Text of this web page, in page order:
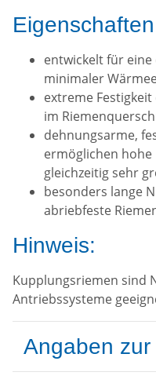
Eigenschaften
entwickelt für
minimaler
extreme
im
dehnungsarme,
ermöglichen
gleichzeitig sehr
besonders lange
abriebfeste
Hinweis:
Kupplungsriemen sind
Antriebssysteme
Angaben